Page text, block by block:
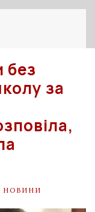
без
за
НОВИНИ